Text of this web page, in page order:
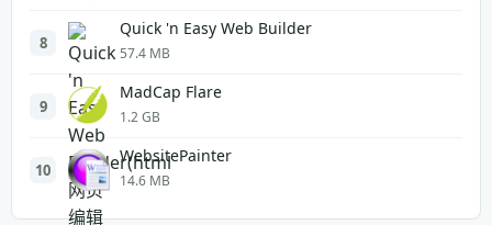
8
Quick 'n Easy Web Builder
57.4 MB
9
MadCap Flare
1.2 GB
10
WebsitePainter
14.6 MB